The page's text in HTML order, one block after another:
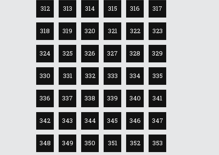
312 313 314 315 316 317
318 319 320 321 322 323
324 325 326 327 328 329
330 331 332 333 334 335
336 337 338 339 340 341
342 343 344 345 346 347
348 349 350 351 352 353